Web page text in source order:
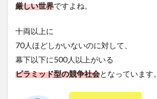
厳しい世界ですよね。
十両以上に
70人ほどしかいないのに対して、
幕下以下に500人以上がいる
ピラミッド型の競争社会となっています。